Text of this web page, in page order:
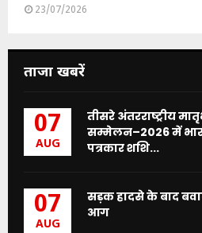
23/07/2026
ताजा खबरें
07
AUG
तीसरे अंतरराष्ट्रीय
सम्मेलन–2026 में
पत्रकार शशि...
07
AUG
सड़क हादसे के बाद
आग